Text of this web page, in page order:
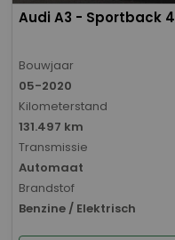
Audi A3 - Sportback
Bouwjaar
05-2020
Kilometerstand
131.497 km
Transmissie
Automaat
Brandstof
Benzine / Elektrisch